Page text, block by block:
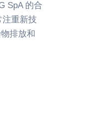
SpA 的合
重新技
排放和